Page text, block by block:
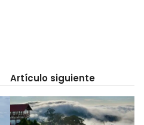
Artículo siguiente